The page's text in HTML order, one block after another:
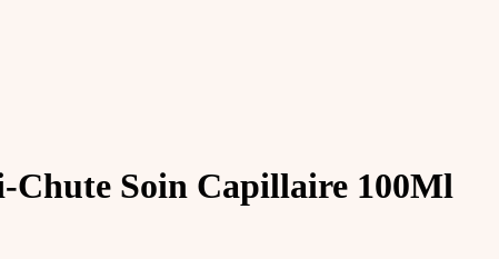
Chute Soin Capillaire 100Ml